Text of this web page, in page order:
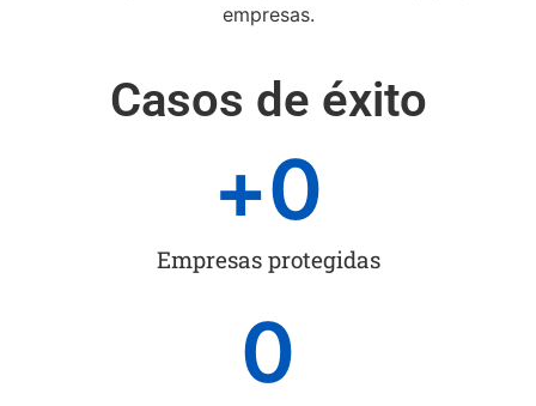
empresas.
Casos de éxito
Empresas protegidas
+0
0